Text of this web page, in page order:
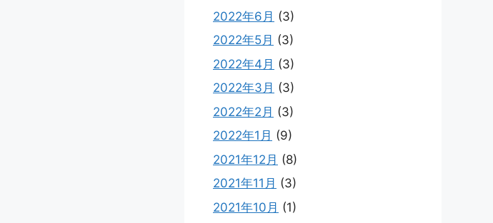
2022年6月 (3)
2022年5月 (3)
2022年4月 (3)
2022年3月 (3)
2022年2月 (3)
2022年1月 (9)
2021年12月 (8)
2021年11月 (3)
2021年10月 (1)